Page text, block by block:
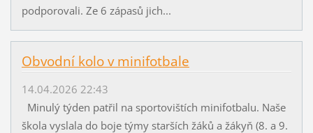
podporovali. Ze 6 zápasů jich...
Obvodní kolo v minifotbale
14.04.2026 22:43
Minulý týden patřil na sportovištích minifotbalu. Naše
škola vyslala do boje týmy starších žáků a žákyň (8. a 9.